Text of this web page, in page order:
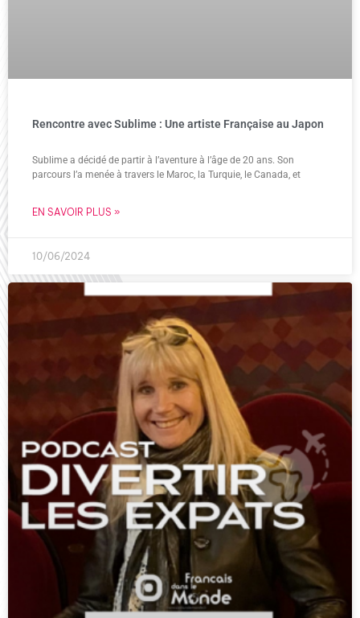
Rencontre avec Sublime : Une artiste Française au Japon
Sublime a décidé de partir à l’aventure à l’âge de 20 ans. Son
parcours l’a menée à travers le Maroc, la Turquie, le Canada, et
EN SAVOIR PLUS »
10/06/2024